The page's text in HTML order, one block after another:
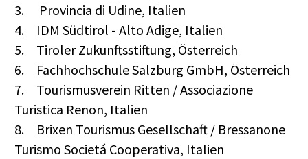
3.
Provincia di Udine, Italien
4.
IDM Südtirol - Alto Adige, Italien
5.
Tiroler Zukunftsstiftung, Österreich
6.
Fachhochschule Salzburg GmbH, Österreich
7.
Tourismusverein Ritten / Associazione
Turistica Renon, Italien
8.
Brixen Tourismus Gesellschaft / Bressanone
Turismo Societá Cooperativa, Italien